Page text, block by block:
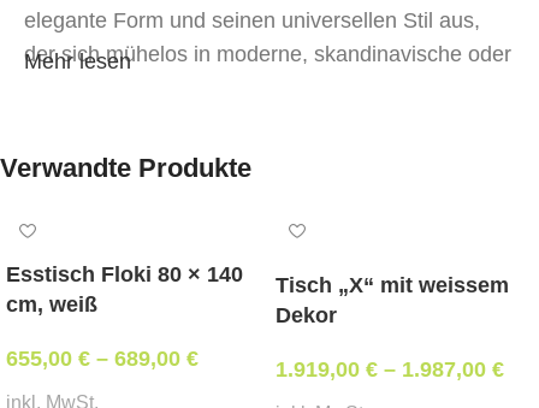
elegante Form und seinen universellen Stil aus,
der sich mühelos in moderne, skandinavische oder
Die Beine sind aus massivem Eschenholz
Leichtigkeit gewährleistet.
Die Tischplatte besteht aus MDF, bedeckt mit
natürlichem Eschenfurnier, das die warme
Textur des Holzes unterstreicht.
Mehr lesen
Verwandte Produkte
Esstisch Floki 80 × 140
cm, weiß
655,00 € – 689,00 €
inkl. MwSt.
Tisch „X“ mit weissem
Dekor
1.919,00 € – 1.987,00 €